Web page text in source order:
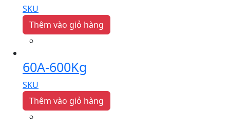
SKU
Thêm vào giỏ hàng
60A-600Kg
SKU
Thêm vào giỏ hàng